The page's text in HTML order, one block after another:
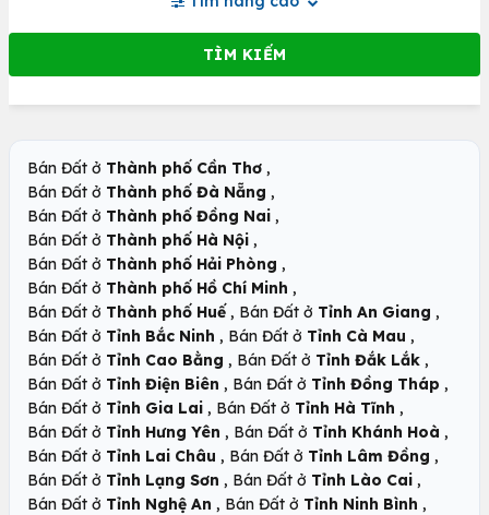
Bán Đất ở Thành phố Cần Thơ ,
Bán Đất ở Thành phố Đà Nẵng ,
Bán Đất ở Thành phố Đồng Nai ,
Bán Đất ở Thành phố Hà Nội ,
Bán Đất ở Thành phố Hải Phòng ,
Bán Đất ở Thành phố Hồ Chí Minh ,
Bán Đất ở Thành phố Huế , Bán Đất ở Tỉnh An Giang ,
Bán Đất ở Tỉnh Bắc Ninh , Bán Đất ở Tỉnh Cà Mau ,
Bán Đất ở Tỉnh Cao Bằng , Bán Đất ở Tỉnh Đắk Lắk ,
Bán Đất ở Tỉnh Điện Biên , Bán Đất ở Tỉnh Đồng Tháp ,
Bán Đất ở Tỉnh Gia Lai , Bán Đất ở Tỉnh Hà Tĩnh ,
Bán Đất ở Tỉnh Hưng Yên , Bán Đất ở Tỉnh Khánh Hoà ,
Bán Đất ở Tỉnh Lai Châu , Bán Đất ở Tỉnh Lâm Đồng ,
Bán Đất ở Tỉnh Lạng Sơn , Bán Đất ở Tỉnh Lào Cai ,
Bán Đất ở Tỉnh Nghệ An , Bán Đất ở Tỉnh Ninh Bình ,